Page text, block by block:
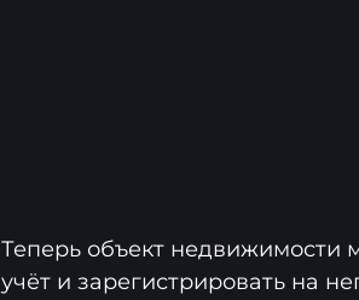
Теперь объект недвижимости
учёт и зарегистрировать на